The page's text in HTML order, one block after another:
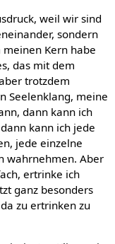
weil wir sind
sondern
Kern habe
das mit dem
trotzdem
Seelenklang, meine
dann kann ich
kann ich jede
jede einzelne
wahrnehmen. Aber
ertrinke ich
ganz besonders
zu ertrinken zu